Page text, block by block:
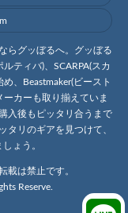
らグッぼるへ。グッぼる
ティバ)、SCARPA(スカ
、Beastmaker(ビースト
ーカーも取り揃えていま
入後もピッタリ合うまで
タリのギアを見つけて、
ょう。
載は禁止です。
Reserve.